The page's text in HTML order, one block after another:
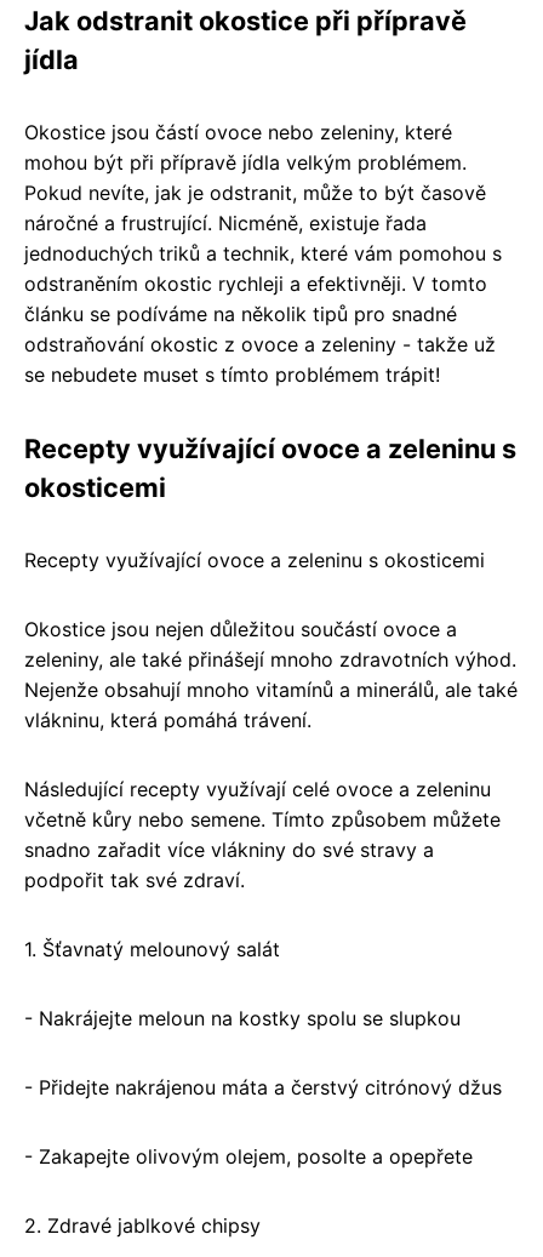
Jak odstranit okostice při přípravě
jídla
Okostice jsou částí ovoce nebo zeleniny, které
mohou být při přípravě jídla velkým problémem.
Pokud nevíte, jak je odstranit, může to být časově
náročné a frustrující. Nicméně, existuje řada
jednoduchých triků a technik, které vám pomohou s
odstraněním okostic rychleji a efektivněji. V tomto
článku se podíváme na několik tipů pro snadné
odstraňování okostic z ovoce a zeleniny - takže už
se nebudete muset s tímto problémem trápit!
Recepty využívající ovoce a zeleninu s
okosticemi
Recepty využívající ovoce a zeleninu s okosticemi
Okostice jsou nejen důležitou součástí ovoce a
zeleniny, ale také přinášejí mnoho zdravotních výhod.
Nejenže obsahují mnoho vitamínů a minerálů, ale také
vlákninu, která pomáhá trávení.
Následující recepty využívají celé ovoce a zeleninu
včetně kůry nebo semene. Tímto způsobem můžete
snadno zařadit více vlákniny do své stravy a
podpořit tak své zdraví.
1. Šťavnatý melounový salát
- Nakrájejte meloun na kostky spolu se slupkou
- Přidejte nakrájenou máta a čerstvý citrónový džus
- Zakapejte olivovým olejem, posolte a opepřete
2. Zdravé jablkové chipsy